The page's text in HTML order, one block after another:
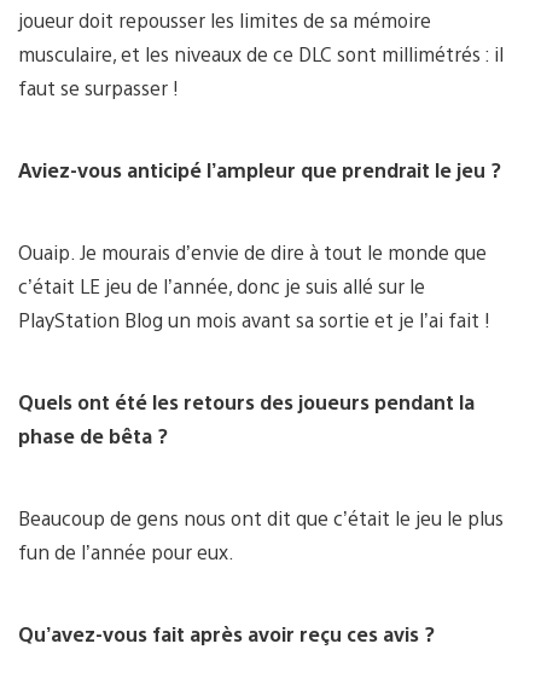
joueur doit repousser les limites de sa mémoire
musculaire, et les niveaux de ce DLC sont millimétrés : il
faut se surpasser !
Aviez-vous anticipé l’ampleur que prendrait le jeu ?
Ouaip. Je mourais d’envie de dire à tout le monde que
c’était LE jeu de l’année, donc je suis allé sur le
PlayStation Blog un mois avant sa sortie et je l’ai fait !
Quels ont été les retours des joueurs pendant la
phase de bêta ?
Beaucoup de gens nous ont dit que c’était le jeu le plus
fun de l’année pour eux.
Qu’avez-vous fait après avoir reçu ces avis ?